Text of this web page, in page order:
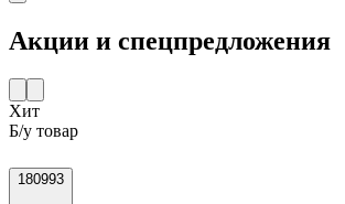
Акции и спецпредложения
Хит
Б/у товар
180993